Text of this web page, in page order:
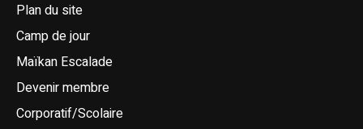
Plan du site
Camp de jour
Maïkan Escalade
Devenir membre
Corporatif/Scolaire